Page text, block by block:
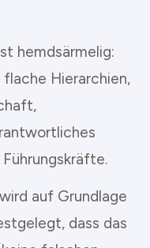
hemdsärmelig:
Hierarchien,
wird auf Grundlage
dass das